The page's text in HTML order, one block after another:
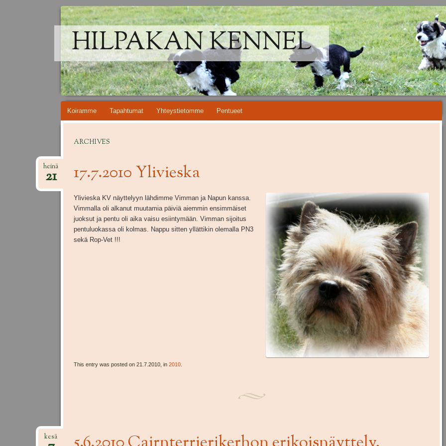
HILPAKAN KENNEL
Skip
to
Koiramme Tapahtumat Yhteystietomme Pentueet
ARCHIVES
17.7.2010 Ylivieska
heinä
21
Ylivieska KV näyttelyyn lähdimme Vimman ja Napun kanssa.
Vimmalla oli alkanut muutamia päiviä aiemmin ensimmäiset
juoksut ja pentu oli aika vaisu esiintymään. Vimman sijoitus
pentuluokassa oli kolmas. Nappu sitten yllättikin olemalla PN3
sekä Rop-Vet !!!
This entry was posted on 21.7.2010, in 2010.
kesä